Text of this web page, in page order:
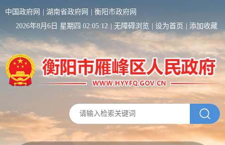
中国政府网 湖南省政府网
衡阳市政府网
2026年8月6日 星期四 02:05:12
无障碍浏览 设为首页 添加收藏